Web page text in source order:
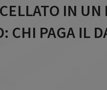
IN UN
CHI PAGA IL